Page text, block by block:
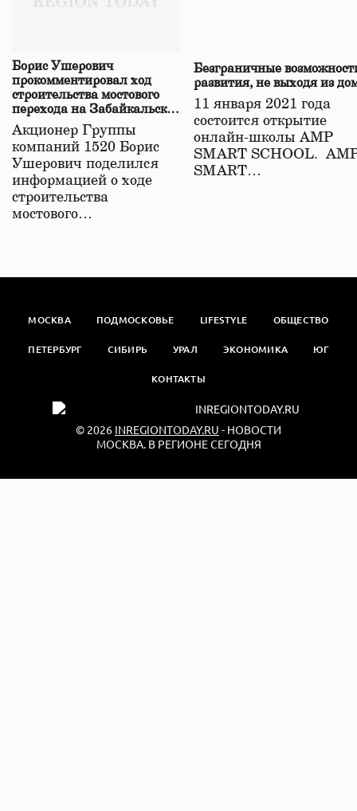
Борис Ушерович
прокомментировал ход
строительства мостового
перехода на Забайкальской
железной дороге
Акционер Группы
компаний 1520 Борис
Ушерович поделился
информацией о ходе
строительства
мостового…
Безграничные
развития, не выходя из
11 января 2021 года
состоится открытие
онлайн-школы АМР
SMART SCHOOL.
SMART…
МОСКВА ПОДМОСКОВЬЕ LIFESTYLE ОБЩЕСТВО
ПЕТЕРБУРГ СИБИРЬ УРАЛ ЭКОНОМИКА ЮГ
КОНТАКТЫ
© 2026 INREGIONTODAY.RU - НОВОСТИ
МОСКВА. В РЕГИОНЕ СЕГОДНЯ